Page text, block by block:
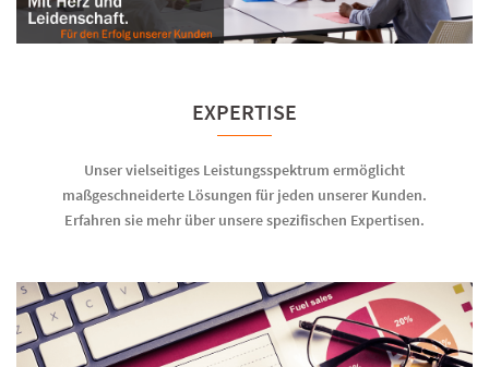
EXPERTISE
Unser vielseitiges Leistungsspektrum ermöglicht
maßgeschneiderte Lösungen für jeden unserer Kunden.
Erfahren sie mehr über unsere spezifischen Expertisen.